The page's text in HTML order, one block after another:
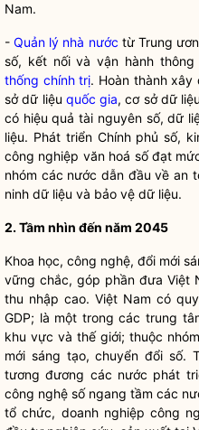
Nam.
-Quản lý nhà nước từ Trung
số, kết nối và vận hành
thống chính trị. Hoàn thành
sở dữ liệu quốc gia, cơ sở dữ
có hiệu quả tài nguyên số, dữ
liệu. Phát triển Chính phủ số,
công nghiệp văn hoá số đạt
nhóm các nước dẫn đầu về an
ninh dữ liệu và bảo vệ dữ liệu.
2. Tầm nhìn đến năm 2045
Khoa học, công nghệ, đổi mới
vững chắc, góp phần đưa Việt
thu nhập cao. Việt Nam có
GDP; là một trong các trung
khu vực và thế giới; thuộc
mới sáng tạo, chuyển đổi số.
tương đương các nước phát
công nghệ số ngang tầm các
tổ chức, doanh nghiệp công